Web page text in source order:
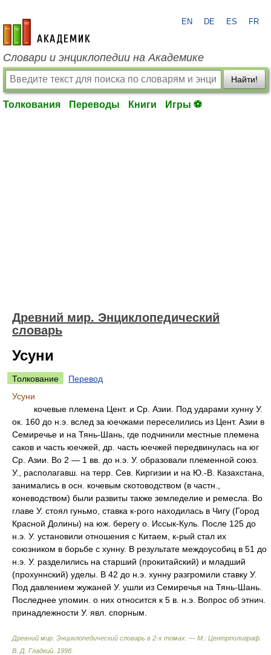
academic.ru
EN DE ES FR
Словари и энциклопедии на Академике
Найти!
Толкования Переводы Книги Игры ⚽
Древний мир. Энциклопедический
словарь
Усуни
Толкование
Перевод
Усуни
кочевые племена Цент. и Ср. Азии. Под ударами хунну У.
ок. 160 до н.э. вслед за юечжами переселились из Цент. Азии в
Семиречье и на Тянь-Шань, где подчинили местные племена
саков и часть юечжей, др. часть юечжей передвинулась на юг
Ср. Азии. Во 2 — 1 вв. до н.э. У. образовали племенной союз.
У., располагавш. на терр. Сев. Киргизии и на Ю.-В. Казахстана,
занимались в осн. кочевым скотоводством (в частн.,
коневодством) были развиты также земледелие и ремесла. Во
главе У. стоял гуньмо, ставка к-рого находилась в Чигу (Город
Красной Долины) на юж. берегу о. Иссык-Куль. После 125 до
н.э. У. установили отношения с Китаем, к-рый стал их
союзником в борьбе с хунну. В результате междоусобиц в 51 до
н.э. У. разделились на старший (прокитайский) и младший
(прохуннский) уделы. В 42 до н.э. хунну разгромили ставку У.
Под давлением жужаней У. ушли из Семиречья на Тянь-Шань.
Последнее упомин. о них относится к 5 в. н.э. Вопрос об этнич.
принадлежности У. явл. спорным.
Древний мир. Энциклопедический словарь в 2-х томах. — М.: Центрполиграф
В. Д. Гладкий 1998